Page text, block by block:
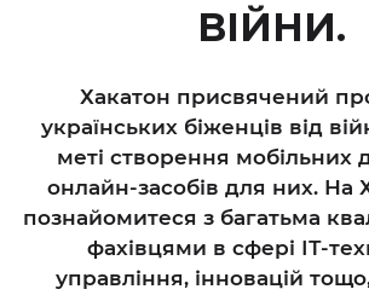
ВІЙНИ.
Хакатон присвячений
українських біженців від
меті створення мобільних
онлайн-засобів для них. На
познайомитеся з багатьма
фахівцями в сфері ІТ-
управління, інновацій